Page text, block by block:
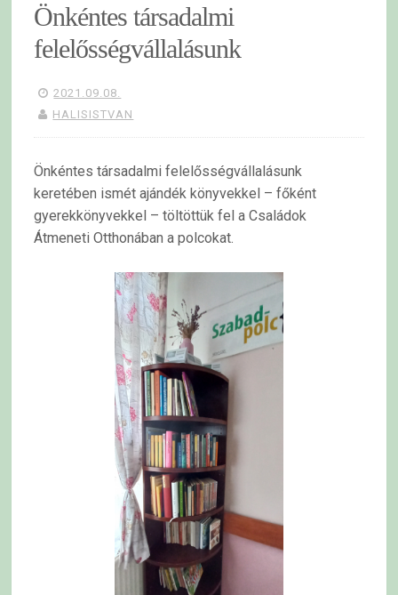
Önkéntes társadalmi
felelősségvállalásunk
2021.09.08.
HALISISTVAN
Önkéntes társadalmi felelősségvállalásunk
keretében ismét ajándék könyvekkel – főként
gyerekkönyvekkel – töltöttük fel a Családok
Átmeneti Otthonában a polcokat.